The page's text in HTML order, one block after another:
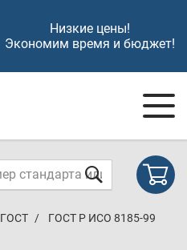
Низкие цены!
Экономим время и бюджет!
ГОСТ ГОСТ Р ИСО 8185-99